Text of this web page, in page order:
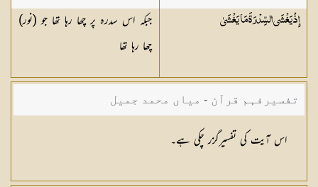
إِذْ يَغْشَى السِّدْرَةَ مَايَغْشَىٰ مولانا عبد الرحمن
کیلانی
جبکہ اس سدرہ پر چھا رہا تھا جو (نور)
چھا رہا تھا
تفسیرفہم قرآن - میاں محمد جمیل
اس آیت کی تفسیرگزر چکی ہے۔